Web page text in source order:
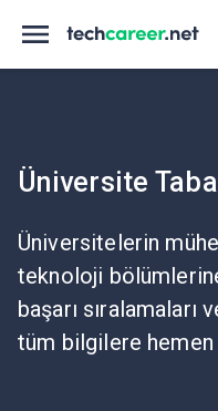
Üniversite
Üniversitelerin
teknoloji
başarı sıralamaları
tüm bilgilere